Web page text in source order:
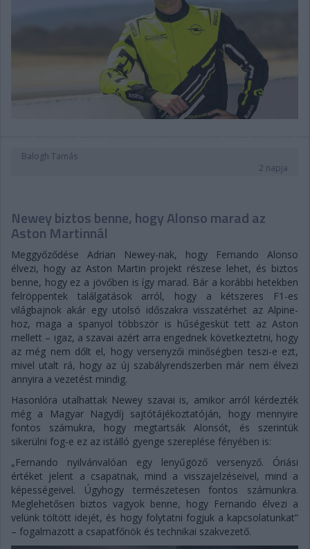
Balogh Tamás
2 napja
Newey biztos benne, hogy Alonso marad az
Aston Martinnál
Meggyőződése Adrian Newey-nak, hogy Fernando Alonso
élvezi, hogy az Aston Martin projekt részese lehet, és biztos
benne, hogy ez a jövőben is így marad. Bár a korábbi hetekben
felröppentek találgatások arról, hogy a kétszeres F1-es
világbajnok akár egy utolsó időszakra visszatérhet az Alpine-
hoz, maga a spanyol többször is hűségesküt tett az Aston
mellett – igaz, a szavai azért arra engednek következtetni, hogy
az még nem dőlt el, hogy versenyzői minőségben teszi-e ezt,
mivel utalt rá, hogy az új szabályrendszerben már nem élvezi
annyira a vezetést mindig.
Hasonlóra utalhattak Newey szavai is, amikor arról kérdezték
még a Magyar Nagydíj sajtótájékoztatóján, hogy mennyire
fontos számukra, hogy megtartsák Alonsót, és szerintük
sikerülni fog-e ez az istálló gyenge szereplése fényében is:
„Fernando nyilvánvalóan egy lenyűgöző versenyző. Óriási
értéket jelent a csapatnak, mind a visszajelzéseivel, mind a
képességeivel. Úgyhogy természetesen fontos számunkra.
Meglehetősen biztos vagyok benne, hogy Fernando élvezi a
velünk töltött idejét, és hogy folytatni fogjuk a kapcsolatunkat”
– fogalmazott a csapatfőnök és technikai szakvezető.